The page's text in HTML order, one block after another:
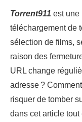
Torrent911 est une
téléchargement de
sélection de films,
raison des
URL change
adresse ?
risquer de tomber
dans cet article tout